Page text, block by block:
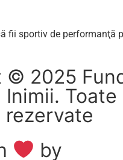
fii sportiv de performanţă
© 2025
Inimii. Toate
by